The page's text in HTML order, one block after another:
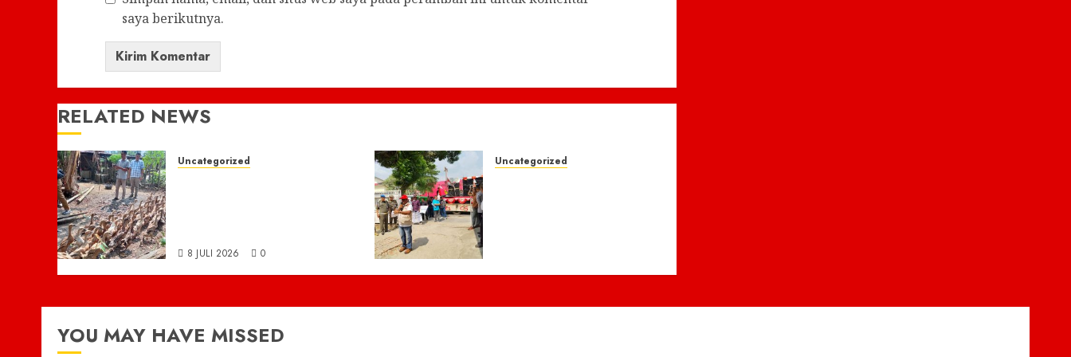
saya berikutnya.
RELATED NEWS
Uncategorized
8 JULI 2026 0
Uncategorized
Berkibar di Halaman
YOU MAY HAVE MISSED